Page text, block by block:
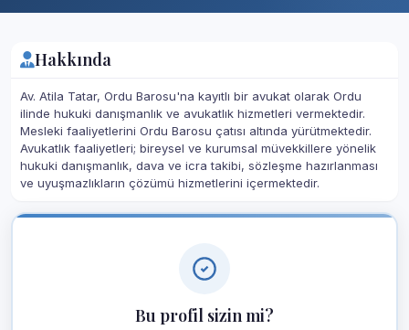
Hakkında
Av. Atila Tatar, Ordu Barosu'na kayıtlı bir avukat olarak Ordu
ilinde hukuki danışmanlık ve avukatlık hizmetleri vermektedir.
Mesleki faaliyetlerini Ordu Barosu çatısı altında yürütmektedir.
Avukatlık faaliyetleri; bireysel ve kurumsal müvekkillere yönelik
hukuki danışmanlık, dava ve icra takibi, sözleşme hazırlanması
ve uyuşmazlıkların çözümü hizmetlerini içermektedir.
Bu profil sizin mi?